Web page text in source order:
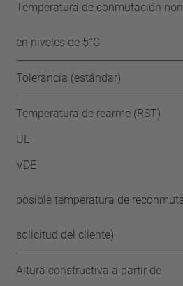
Temperatura de conmutación
en niveles de 5°C
Tolerancia (estándar)
Temperatura de rearme (RST)
UL
VDE
posible temperatura de
solicitud del cliente)
Altura constructiva a partir de